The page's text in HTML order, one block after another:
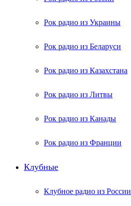
Рок радио из Украины
Рок радио из Беларуси
Рок радио из Казахстана
Рок радио из Литвы
Рок радио из Канады
Рок радио из Франции
Клубные
Клубное радио из России